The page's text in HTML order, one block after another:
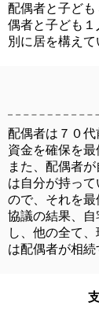
配偶者と子ど
偶者と子ども
別に居を構えて
配偶者は７０
資金を確保を最
また、配偶者
は自分が持っ
ので、それを最
協議の結果、
し、他の全て
は配偶者が相続